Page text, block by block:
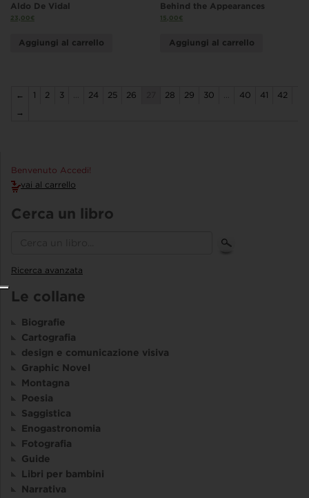
Aldo De Vidal
23,00€
Aggiungi al carrello
Behind the Appearances
15,00€
Aggiungi al carrello
← 1 2 3 … 24 25 26 28 29 30 … 40 41
42
→
Benvenuto Accedi!
vai al carrello
Cerca un libro
Ricerca avanzata
Le collane
Biografie
Cartografia
design e comunicazione visiva
Graphic Novel
Montagna
Poesia
Saggistica
Enogastronomia
Fotografia
Guide
Libri per bambini
Narrativa